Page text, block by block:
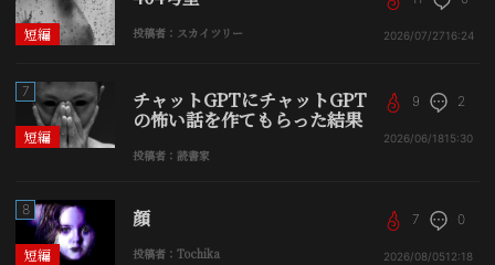
短編 投稿者：スカイツリー 2026/07/2716:24
短編
7 チャットGPTにチャットGPT
の怖い話を作てもらった結果
投稿者：読書家
9 2
2026/06/1815:30
短編
8 顔
投稿者：Tochika
7 0
2026/08/0512:18